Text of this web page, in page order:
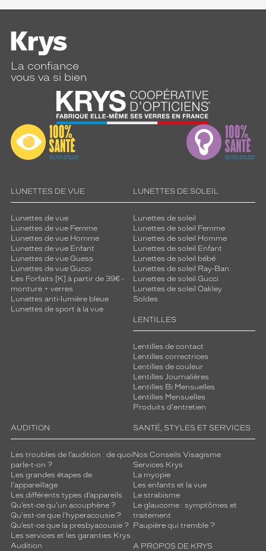
La confiance
vous va si bien
LUNETTES DE VUE
Lunettes de vue
Lunettes de vue Femme
Lunettes de vue Homme
Lunettes de vue Enfant
Lunettes de vue Guess
Lunettes de vue Gucci
Les Forfaits [K] à partir de 39€ -
monture + verres
Lunettes anti-lumière bleue
Lunettes de sport à la vue
LUNETTES DE SOLEIL
Lunettes de soleil
Lunettes de soleil Femme
Lunettes de soleil Homme
Lunettes de soleil Enfant
Lunettes de soleil bébé
Lunettes de soleil Ray-Ban
Lunettes de soleil Gucci
Lunettes de soleil Oakley
Soldes
LENTILLES
Lentilles de contact
Lentilles correctrices
Lentilles de couleur
Lentilles Journalières
Lentilles Bi Mensuelles
Lentilles Mensuelles
Produits d'entretien
AUDITION
Les troubles de l’audition : de quoi
parle-t-on ?
Les grandes étapes de
l'appareillage
Les différents types d’appareils
Qu’est-ce qu'un acouphène ?
Qu'est-ce que l'hyperacousie ?
Qu’est-ce que la presbyacousie ?
Les services et les garanties Krys
Audition
SANTÉ, STYLES ET SERVICES
Nos Conseils Visagisme
Services Krys
La myopie
Les enfants et la vue
Le strabisme
Le glaucome : symptômes et
traitement
Paupière qui tremble ?
A PROPOS DE KRYS